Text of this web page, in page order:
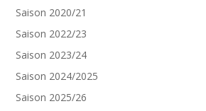
Saison 2020/21
Saison 2022/23
Saison 2023/24
Saison 2024/2025
Saison 2025/26